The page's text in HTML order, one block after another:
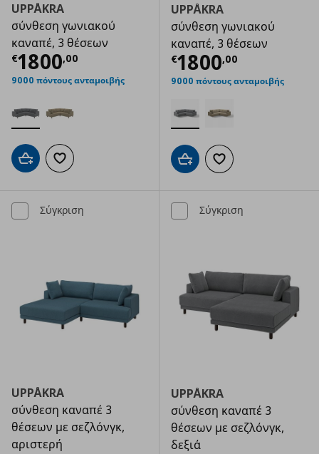
UPPÅKRA
σύνθεση γωνιακού
καναπέ, 3 θέσεων
€1800,00
Τρέχουσα τιμή € 1800,00
9000 πόντους ανταμοιβής
Προσθήκη στο καλάθι
Προσθήκη στα αγαπημένα
UPPÅKRA
σύνθεση γωνιακού
καναπέ, 3 θέσεων
€1800,00
Τρέχουσα
9000 πόντους ανταμοιβής
Προσθήκη στο καλάθι
Προσθήκη στα
Σύγκριση
UPPÅKRA
σύνθεση καναπέ 3
θέσεων με σεζλόνγκ,
αριστερή
Σύγκριση
UPPÅKRA
σύνθεση καναπέ 3
θέσεων με σεζλόνγκ,
δεξιά